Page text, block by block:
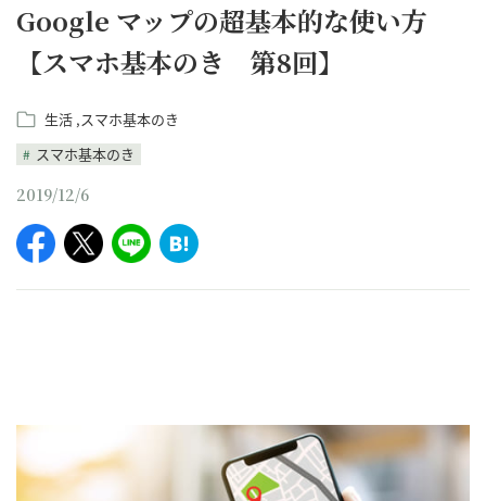
Google マップの超基本的な使い方
【スマホ基本のき 第8回】
生活 スマホ基本のき
スマホ基本のき
2019/12/6